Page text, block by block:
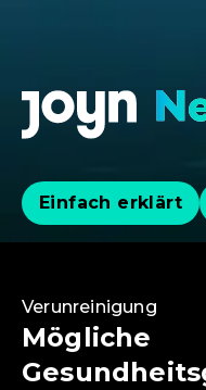
Einfach erklärt
Verunreinigung
Mögliche